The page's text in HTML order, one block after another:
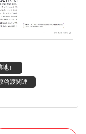
）
啓渡関連